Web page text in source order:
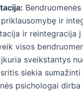
ir
ir reintegracija
visos
sveikstantys
siekia
psichologai